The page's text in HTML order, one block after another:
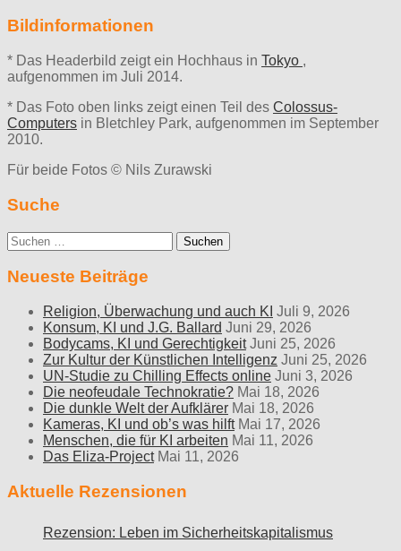
Bildinformationen
* Das Headerbild zeigt ein Hochhaus in Tokyo ,
aufgenommen im Juli 2014.
* Das Foto oben links zeigt einen Teil des Colossus-
Computers in Bletchley Park, aufgenommen im September
2010.
Für beide Fotos © Nils Zurawski
Suche
Suche
nach:
Neueste Beiträge
Religion, Überwachung und auch KI Juli 9, 2026
Konsum, KI und J.G. Ballard Juni 29, 2026
Bodycams, KI und Gerechtigkeit Juni 25, 2026
Zur Kultur der Künstlichen Intelligenz Juni 25, 2026
UN-Studie zu Chilling Effects online Juni 3, 2026
Die neofeudale Technokratie? Mai 18, 2026
Die dunkle Welt der Aufklärer Mai 18, 2026
Kameras, KI und ob’s was hilft Mai 17, 2026
Menschen, die für KI arbeiten Mai 11, 2026
Das Eliza-Project Mai 11, 2026
Aktuelle Rezensionen
Rezension: Leben im Sicherheitskapitalismus